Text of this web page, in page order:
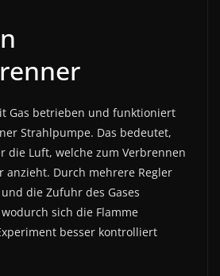
Gas betrieben und funktioniert
Strahlpumpe. Das bedeutet,
die Luft, welche zum Verbrennen
anzieht. Durch mehrere Regler
die Zufuhr des Gases
sich die Flamme
besser kontrolliert